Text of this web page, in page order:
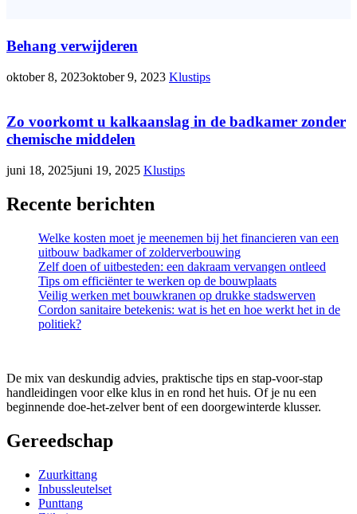
Behang verwijderen
oktober 8, 2023oktober 9, 2023 Klustips
Zo voorkomt u kalkaanslag in de badkamer zonder
chemische middelen
juni 18, 2025juni 19, 2025 Klustips
Recente berichten
Welke kosten moet je meenemen bij het financieren van een
uitbouw badkamer of zolderverbouwing
Zelf doen of uitbesteden: een dakraam vervangen ontleed
Tips om efficiënter te werken op de bouwplaats
Veilig werken met bouwkranen op drukke stadswerven
Cordon sanitaire betekenis: wat is het en hoe werkt het in de
politiek?
De mix van deskundig advies, praktische tips en stap-voor-stap
handleidingen voor elke klus in en rond het huis. Of je nu een
beginnende doe-het-zelver bent of een doorgewinterde klusser.
Gereedschap
Zuurkittang
Inbussleutelset
Punttang